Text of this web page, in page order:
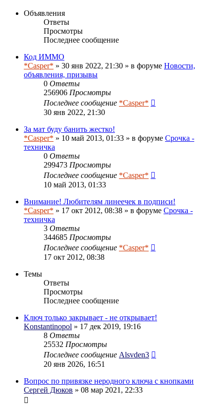
Объявления
Ответы
Просмотры
Последнее сообщение
Код ИММО
*Casper* » 30 янв 2022, 21:30 » в форуме Новости,
объявления, призывы
0 Ответы
256906 Просмотры
Последнее сообщение *Casper*
30 янв 2022, 21:30
За мат буду банить жестко!
*Casper* » 10 май 2013, 01:33 » в форуме Срочка -
техничка
0 Ответы
299473 Просмотры
Последнее сообщение *Casper*
10 май 2013, 01:33
Внимание! Любителям линеечек в подписи!
*Casper* » 17 окт 2012, 08:38 » в форуме Срочка -
техничка
3 Ответы
344685 Просмотры
Последнее сообщение *Casper*
17 окт 2012, 08:38
Темы
Ответы
Просмотры
Последнее сообщение
Ключ только закрывает - не открывает!
Konstantinopol » 17 дек 2019, 19:16
8 Ответы
25532 Просмотры
Последнее сообщение Alsvden3
20 янв 2026, 16:51
Вопрос по привязке неродного ключа с кнопками
Сергей Дюков » 08 мар 2021, 22:33